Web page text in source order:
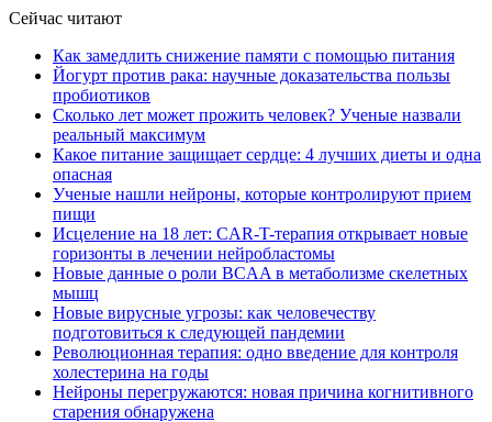
Сейчас читают
Как замедлить снижение памяти с помощью питания
Йогурт против рака: научные доказательства пользы
пробиотиков
Сколько лет может прожить человек? Ученые назвали
реальный максимум
Какое питание защищает сердце: 4 лучших диеты и одна
опасная
Ученые нашли нейроны, которые контролируют прием
пищи
Исцеление на 18 лет: CAR-T-терапия открывает новые
горизонты в лечении нейробластомы
Новые данные о роли BCAA в метаболизме скелетных
мышц
Новые вирусные угрозы: как человечеству
подготовиться к следующей пандемии
Революционная терапия: одно введение для контроля
холестерина на годы
Нейроны перегружаются: новая причина когнитивного
старения обнаружена